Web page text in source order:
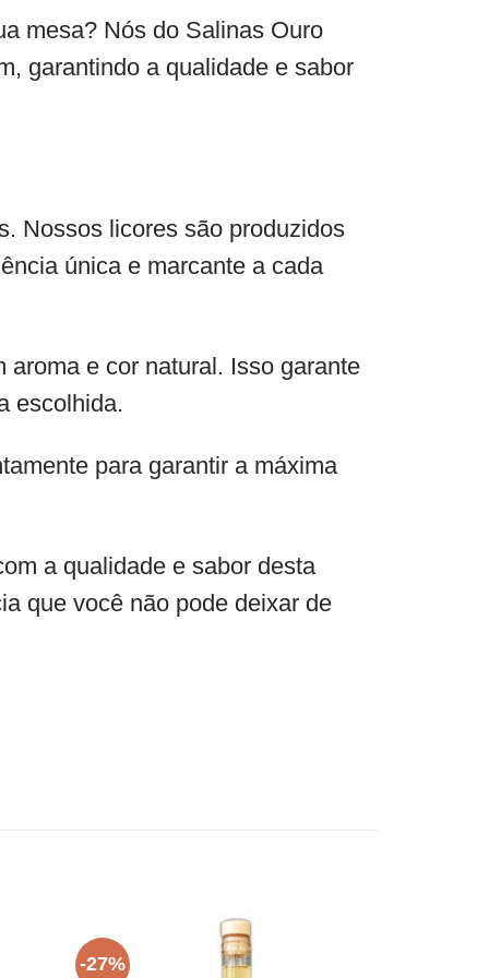
mesa? Nós do Salinas Ouro
garantindo a qualidade e sabor
Nossos licores são produzidos
única e marcante a cada
e cor natural. Isso garante
escolhida.
para garantir a máxima
a qualidade e sabor desta
que você não pode deixar de
-27%